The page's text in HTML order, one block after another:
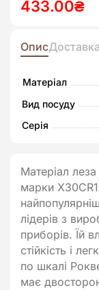
ціна:
433.00₴
ціна:
ОписДоставка
Матеріал
Вид посуду
Серія
Матеріал
марки
лідерів з
приборів. Їй
стійкість і
по шкалі
має